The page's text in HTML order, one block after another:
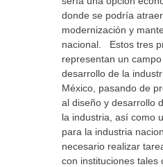
donde se podría
modernización y
nacional. Estos tres
representan un
desarrollo de la
México, pasando de
al diseño y desarrollo
la industria, así como
para la industria
necesario realizar
con instituciones tales